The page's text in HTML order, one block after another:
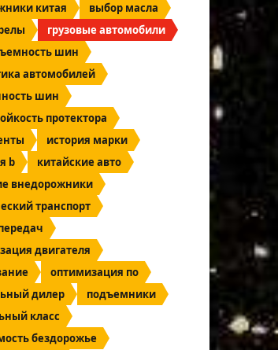
китая
выбор масла
грузовые автомобили
шин
автомобилей
шин
протектора
история марки
b
китайские авто
внедорожники
транспорт
двигателя
оптимизация по
дилер
подъемники
класс
бездорожье